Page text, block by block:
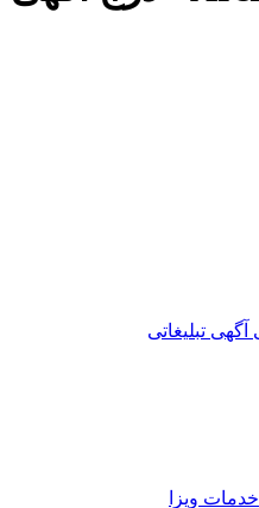
خدمات ویزا